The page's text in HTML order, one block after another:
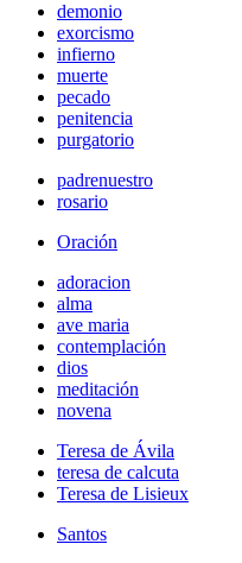
demonio
exorcismo
infierno
muerte
pecado
penitencia
purgatorio
padrenuestro
rosario
Oración
adoracion
alma
ave maria
contemplación
dios
meditación
novena
Teresa de Ávila
teresa de calcuta
Teresa de Lisieux
Santos